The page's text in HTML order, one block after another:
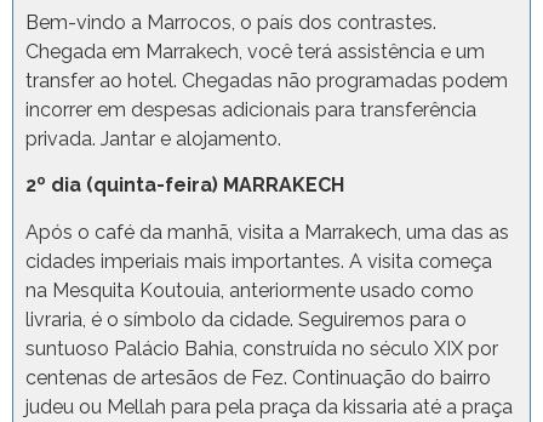
Bem-vindo a Marrocos, o país dos contrastes.
Chegada em Marrakech, você terá assistência e um
transfer ao hotel. Chegadas não programadas podem
incorrer em despesas adicionais para transferência
privada. Jantar e alojamento.
2º dia (quinta-feira) MARRAKECH
Após o café da manhã, visita a Marrakech, uma das as
cidades imperiais mais importantes. A visita começa
na Mesquita Koutouia, anteriormente usado como
livraria, é o símbolo da cidade. Seguiremos para o
suntuoso Palácio Bahia, construída no século XIX por
centenas de artesãos de Fez. Continuação do bairro
judeu ou Mellah para pela praça da kissaria até a praça